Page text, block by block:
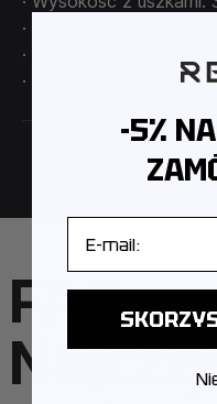
· Wysokość bez uszka:
· Szerokość: 2,2 cm
· Wymiary uszka: 0,6 x
FAQ –
-5%